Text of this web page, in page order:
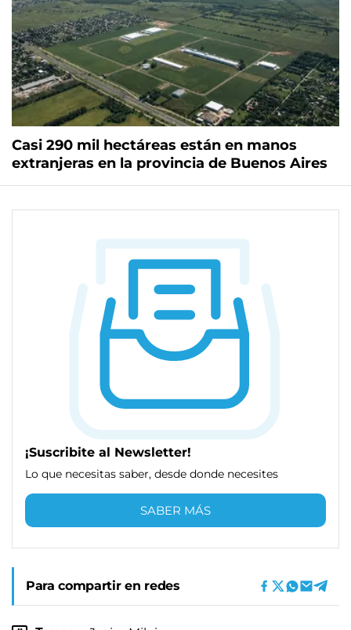
Casi 290 mil hectáreas están en manos
extranjeras en la provincia de Buenos Aires
¡Suscribite al Newsletter!
Lo que necesitas saber, desde donde necesites
SABER MÁS
Para compartir en redes